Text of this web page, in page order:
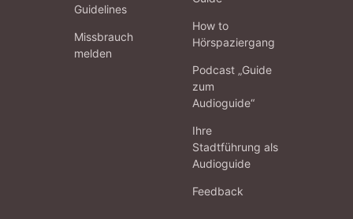
Guidelines
Missbrauch
melden
How to
Hörspaziergang
Podcast „Guide
zum
Audioguide“
Ihre
Stadtführung als
Audioguide
Feedback